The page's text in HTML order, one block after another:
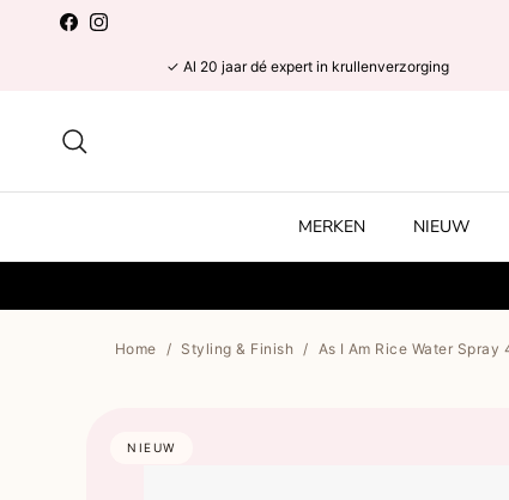
Ga naar inhoud
FacebookInstagram
✓ Al 20 jaar dé expert in krullenverzorging
MERKEN NIEUW
Home / Styling & Finish / As I Am Rice Water Spray
NIEUW